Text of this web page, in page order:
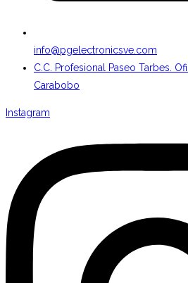
info@pgelectronicsve.com
C.C. Profesional Paseo Tarbes.
Carabobo
Instagram